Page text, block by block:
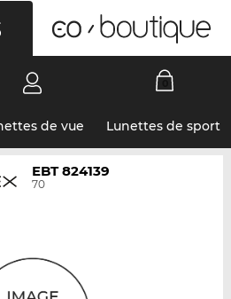
de vue Lunettes de sport
EBT 824139
70